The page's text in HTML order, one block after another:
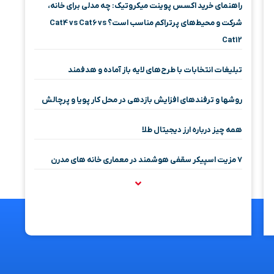
راهنمای خرید اکسس پوینت میکروتیک: چه مدلی برای خانه،
شرکت و محیط‌های پرتراکم مناسب است؟ Cat4 vs Cat6 vs
Cat12
تبلیغات انتخابات با طرح‌های لایه باز آماده و هدفمند
روشها و ترفندهای افزایش بازدهی در محل کار پویا و پرچالش
همه چیز درباره ارز دیجیتال طلا
۷ مزیت اسپیکر سقفی هوشمند در معماری خانه‌ های مدرن